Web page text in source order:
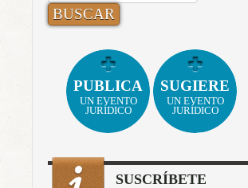
PUBLICA
UN EVENTO
JURÍDICO
SUGIERE
UN EVENTO
JURÍDICO
SUSCRÍBETE